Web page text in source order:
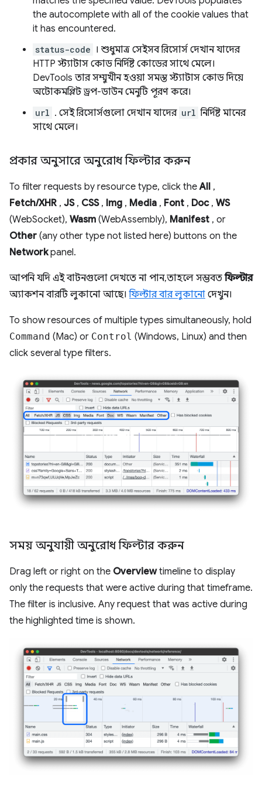
the autocomplete with all of the cookie values that
it has encountered.
status-code । শুধুমাত্র সেইসব রিসোর্স দেখান যাদের
HTTP স্ট্যাটাস কোড নির্দিষ্ট কোডের সাথে মেলে।
DevTools তার সম্মুখীন হওয়া সমস্ত স্ট্যাটাস কোড দিয়ে
অটোকমপ্লিট ড্রপ-ডাউন মেনুটি পূরণ করে।
url . সেই রিসোর্সগুলো দেখান যাদের url নির্দিষ্ট মানের
সাথে মেলে।
প্রকার অনুসারে অনুরোধ ফিল্টার করুন
To filter requests by resource type, click theAll ,
Fetch/XHR , JS, CSS, Img , Media , Font , Doc, WS
(WebSocket), Wasm (WebAssembly), Manifest , or
Other (any other type not listed here) buttons on the
Networkpanel.
আপনি যদি এই বাটনগুলো দেখতে না পান, তাহলে সম্ভবতফিল্টার
অ্যাকশন বারটি লুকানো আছে।ফিল্টার বার লুকানো দেখুন।
To show resources of multiple types simultaneously, hold
Command (Mac) or Control (Windows, Linux) and then
click several type filters.
সময় অনুযায়ী অনুরোধ ফিল্টার করুন
Drag left or right on the Overviewtimeline to display
only the requests that were active during that timeframe.
The filter is inclusive. Any request that was active during
the highlighted time is shown.